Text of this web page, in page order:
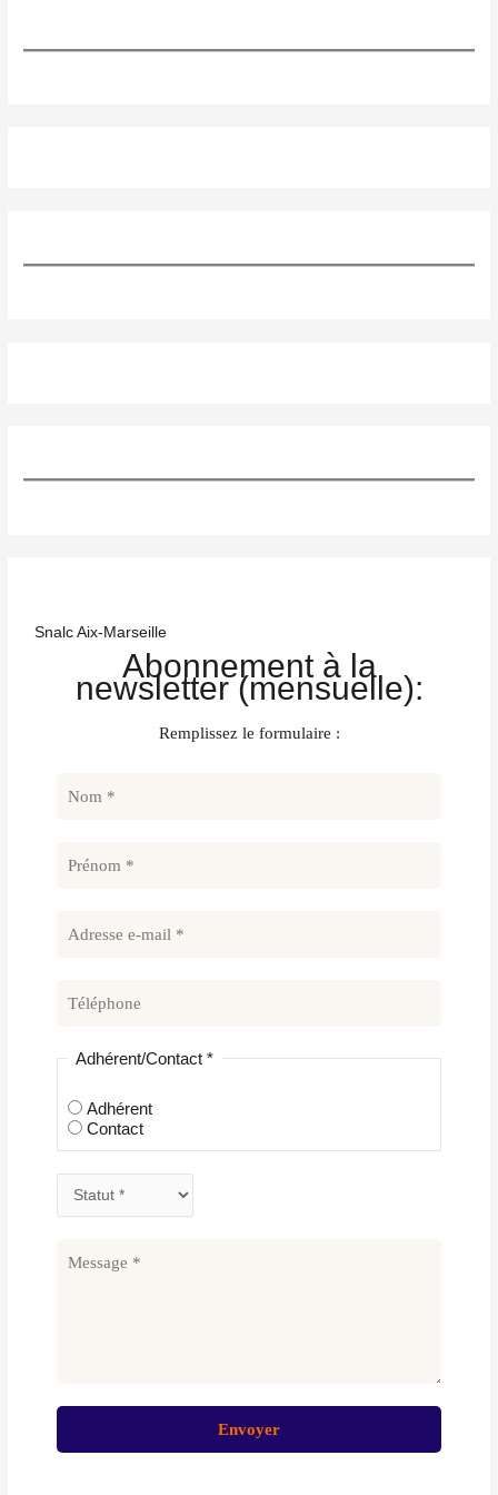
Snalc Aix-Marseille
Abonnement à la
newsletter (mensuelle):
Remplissez le formulaire :
Adhérent/Contact*
Adhérent
Contact